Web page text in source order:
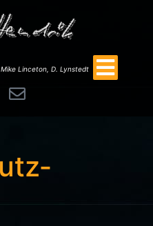
Linceton, D. Lynstedt